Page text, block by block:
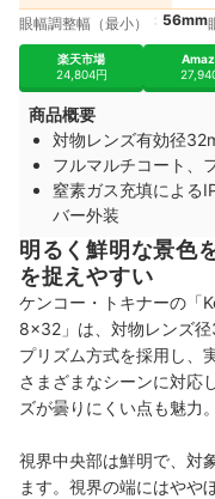
眼幅調整幅（最小） 56mm
楽天市場
24,804円
商品概要
対物レンズ有効径
フルマルチコート、
窒素ガス充填による
バー外装
明るく鮮明な景色
を捉えやすい
ケンコー・トキナーの「
8×32」は、対物レンズ
プリズム方式を採用し、
さまざまなシーンに対応
ズが曇りにくい点も魅力
視界中央部は鮮明で、対
ます。視界の端にはやや